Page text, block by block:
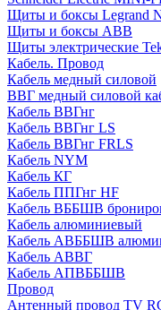
Щиты и боксы Legrand
Щиты и боксы ABB
Щиты электрические
Кабель. Провод
Кабель медный силовой
ВВГ медный силовой
Кабель ВВГнг
Кабель ВВГнг LS
Кабель ВВГнг FRLS
Кабель NYM
Кабель КГ
Кабель ППГнг HF
Кабель ВББШВ
Кабель алюминиевый
Кабель АВББШВ
Кабель АВВГ
Кабель АПВББШВ
Провод
Антенный провод TV